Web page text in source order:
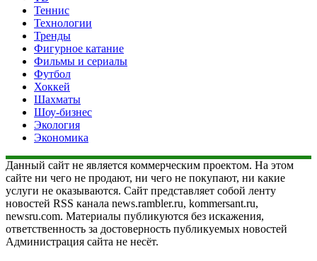
Теннис
Технологии
Тренды
Фигурное катание
Фильмы и сериалы
Футбол
Хоккей
Шахматы
Шоу-бизнес
Экология
Экономика
Данный сайт не является коммерческим проектом. На этом
сайте ни чего не продают, ни чего не покупают, ни какие
услуги не оказываются. Сайт представляет собой ленту
новостей RSS канала news.rambler.ru, kommersant.ru,
newsru.com. Материалы публикуются без искажения,
ответственность за достоверность публикуемых новостей
Администрация сайта не несёт.